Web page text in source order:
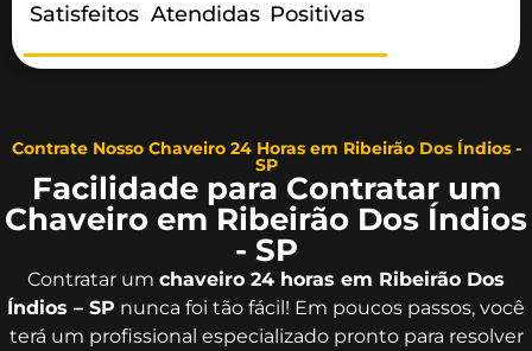
Satisfeitos Atendidas Positivas
Contrate Nosso Chaveiro 24 Horas em Ribeirão Dos Índios -
SP
Facilidade para Contratar um
Chaveiro em Ribeirão Dos Índios
- SP
Contratar um chaveiro 24 horas em Ribeirão Dos
Índios – SP nunca foi tão fácil! Em poucos passos, você
terá um profissional especializado pronto para resolver